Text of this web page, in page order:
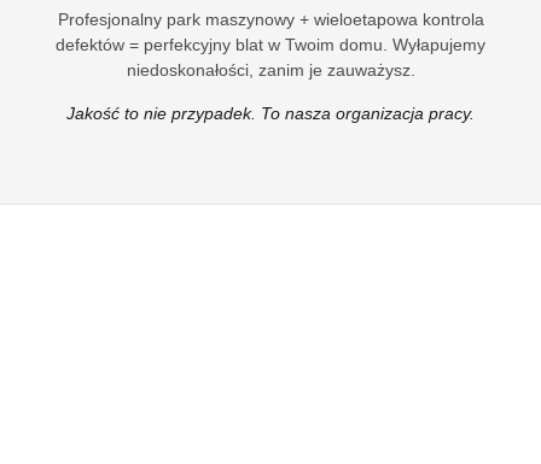
Profesjonalny park maszynowy + wieloetapowa kontrola
defektów = perfekcyjny blat w Twoim domu. Wyłapujemy
niedoskonałości, zanim je zauważysz.
Jakość to nie przypadek. To nasza organizacja pracy.